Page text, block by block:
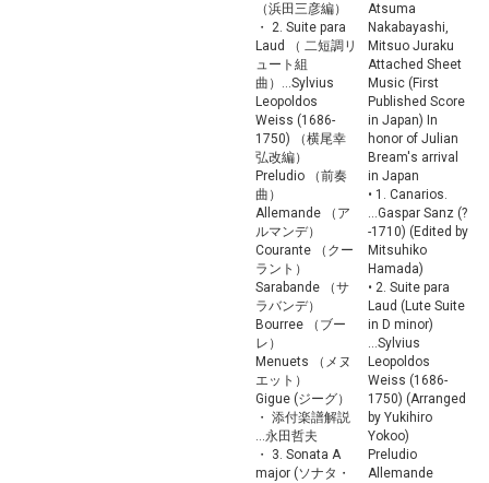
（浜田三彦編）
・ 2. Suite para
Laud （ 二短調リ
ュート組
曲）...Sylvius
Leopoldos
Weiss (1686-
1750) （横尾幸
弘改編）
Preludio （前奏
曲）
Allemande （ア
ルマンデ）
Courante （クー
ラント）
Sarabande （サ
ラバンデ）
Bourree （ブー
レ）
Menuets （メヌ
エット）
Gigue (ジーグ）
・ 添付楽譜解説
...永田哲夫
・ 3. Sonata A
major (ソナタ・
Atsuma
Nakabayashi,
Mitsuo Juraku
Attached Sheet
Music (First
Published Score
in Japan) In
honor of Julian
Bream's arrival
in Japan
• 1. Canarios.
...Gaspar Sanz (?
-1710) (Edited by
Mitsuhiko
Hamada)
• 2. Suite para
Laud (Lute Suite
in D minor)
...Sylvius
Leopoldos
Weiss (1686-
1750) (Arranged
by Yukihiro
Yokoo)
Preludio
Allemande